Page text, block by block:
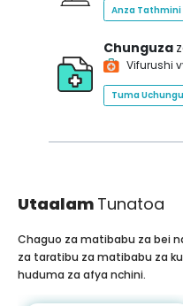
Anza Tathmini
Chunguza
Vifurushi
Tuma
Utaalam Tunatoa
Chaguo za matibabu za bei
za taratibu za matibabu za
huduma za afya nchini.